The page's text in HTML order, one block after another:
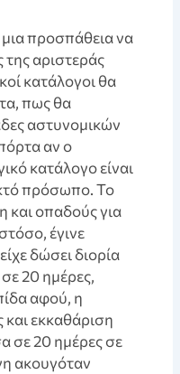
προσπάθεια να
αριστεράς
κατάλογοι θα
πως θα
αστυνομικών
αν ο
κατάλογο είναι
πρόσωπο. Το
και οπαδούς για
έγινε
δώσει διορία
20 ημέρες,
αφού, η
και εκκαθάριση
σε 20 ημέρες σε
ακουγόταν